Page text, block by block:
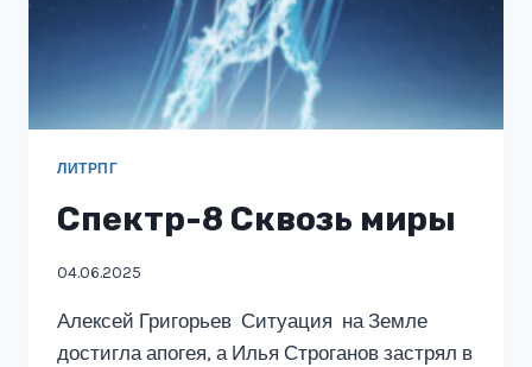
ЛИТРПГ
Спектр-8 Сквозь миры
04.06.2025
Алексей Григорьев Ситуация на Земле
достигла апогея, а Илья Строганов застрял в